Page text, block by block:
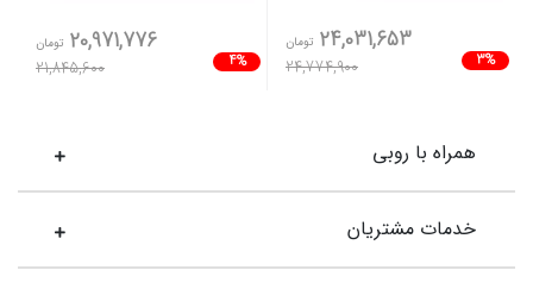
3%
24,031,653 تومان
24,774,900
4%
20,971,776 تومان
21,845,600
همراه با روبی
خدمات مشتریان